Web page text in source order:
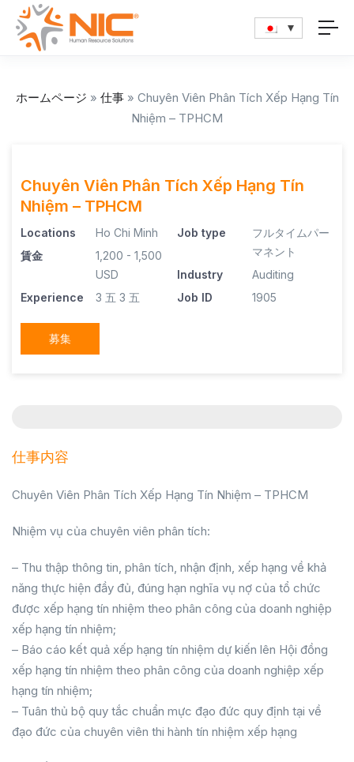
ホームページ » 仕事» Chuyên Viên Phân Tích Xếp Hạng Tín
Nhiệm – TPHCM
Chuyên Viên Phân Tích Xếp Hạng Tín
Nhiệm – TPHCM
Locations
Ho Chi Minh
賃金
1,200 - 1,500
USD
Experience
3 五 3 五
Job type
フルタイムパー
マネント
Industry
Auditing
Job ID
1905
募集
仕事内容
Chuyên Viên Phân Tích Xếp Hạng Tín Nhiệm – TPHCM
Nhiệm vụ của chuyên viên phân tích:
– Thu thập thông tin, phân tích, nhận định, xếp hạng về khả
năng thực hiện đầy đủ, đúng hạn nghĩa vụ nợ của tổ chức
được xếp hạng tín nhiệm theo phân công của doanh nghiệp
xếp hạng tín nhiệm;
– Báo cáo kết quả xếp hạng tín nhiệm dự kiến lên Hội đồng
xếp hạng tín nhiệm theo phân công của doanh nghiệp xếp
hạng tín nhiệm;
– Tuân thủ bộ quy tắc chuẩn mực đạo đức quy định tại về
đạo đức của chuyên viên thi hành tín nhiệm xếp hạng